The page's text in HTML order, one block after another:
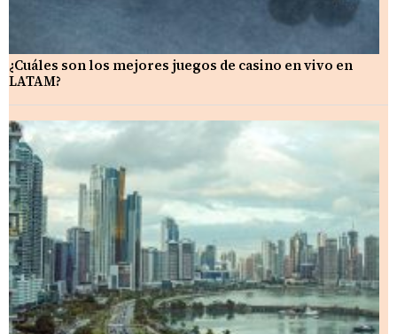
¿Cuáles son los mejores juegos de casino en vivo en
LATAM?